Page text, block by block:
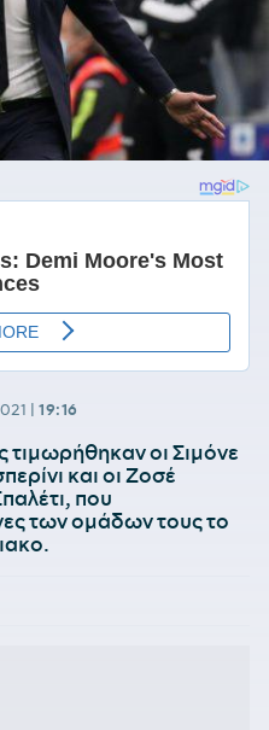
| 19:16
τιμωρήθηκαν οι Σιμόνε
και οι Ζοσέ
που
των ομάδων τους το